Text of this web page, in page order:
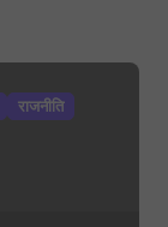
राजनीति